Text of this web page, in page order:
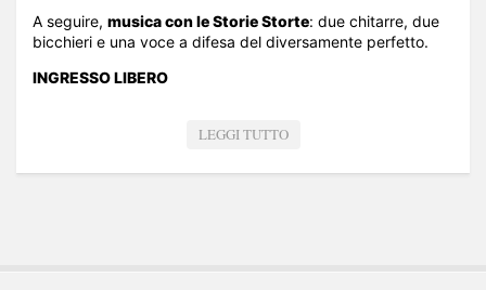
A seguire, musica con le Storie Storte: due chitarre, due
bicchieri e una voce a difesa del diversamente perfetto.
INGRESSO LIBERO
LEGGI TUTTO